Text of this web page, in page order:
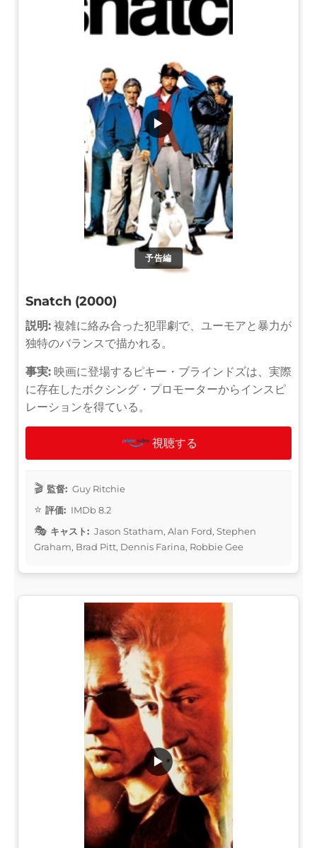
予告編
▶
Snatch (2000)
説明: 複雑に絡み合った犯罪劇で、ユーモアと暴力が
独特のバランスで描かれる。
事実: 映画に登場するピキー・ブラインドズは、実際
に存在したボクシング・プロモーターからインスピ
レーションを得ている。
視聴する
監督: Guy Ritchie
評価: IMDb 8.2
キャスト: Jason Statham, Alan Ford, Stephen
Graham, Brad Pitt, Dennis Farina, Robbie Gee
▶